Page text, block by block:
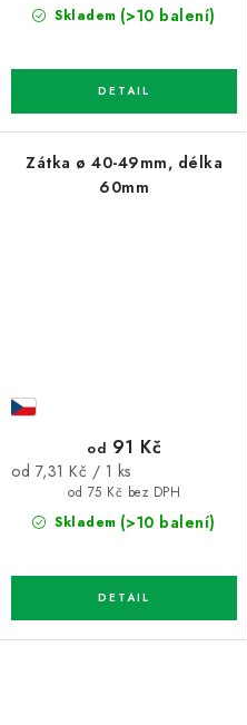
Skladem (>10 balení)
Zátka ø 40-49mm, délka
60mm
Skladem (>10 balení)
od 75 Kč bez DPH
od 91 Kč
Měrná
od 7,31 Kč / 1 ks